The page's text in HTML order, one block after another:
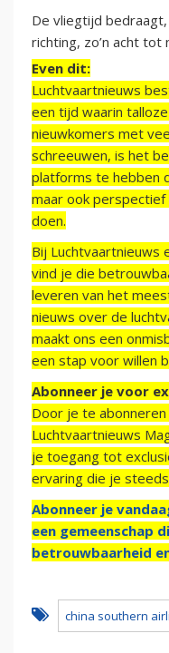
De vliegtijd
richting, zo’n acht tot
Even dit:
Luchtvaartnieuws
een tijd waarin
nieuwkomers met
schreeuwen, is het
platforms te hebben
maar ook
doen.
Bij Luchtvaartnieuws
vind je die
leveren van het
nieuws over de
maakt ons een
een stap voor willen
Abonneer je voor
Door je te
Luchtvaartnieuws
je toegang tot
ervaring die je
Abonneer je
een gemeenschap
betrouwbaarheid
china southern